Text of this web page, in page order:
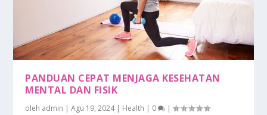
PANDUAN CEPAT MENJAGA KESEHATAN
MENTAL DAN FISIK
oleh admin |Agu 19, 2024| Health | 0 |